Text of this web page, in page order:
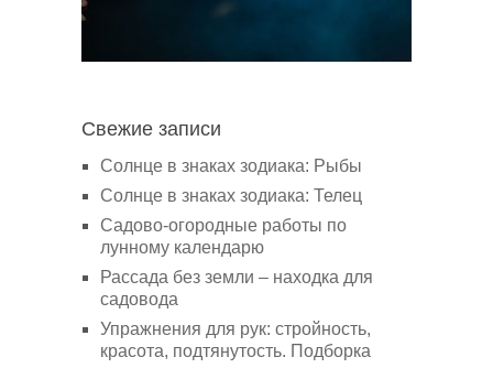
Свежие записи
Солнце в знаках зодиака: Рыбы
Солнце в знаках зодиака: Телец
Садово-огородные работы по
лунному календарю
Рассада без земли – находка для
садовода
Упражнения для рук: стройность,
красота, подтянутость. Подборка